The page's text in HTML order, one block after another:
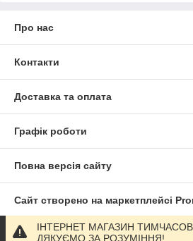
Про нас
Контакти
Доставка та оплата
Графік роботи
Повна версія сайту
Сайт створено на маркетплейсі
Політика конфіденційності
ІНТЕРНЕТ МАГАЗИН
ДЯКУЄМО ЗА РОЗУМІННЯ!